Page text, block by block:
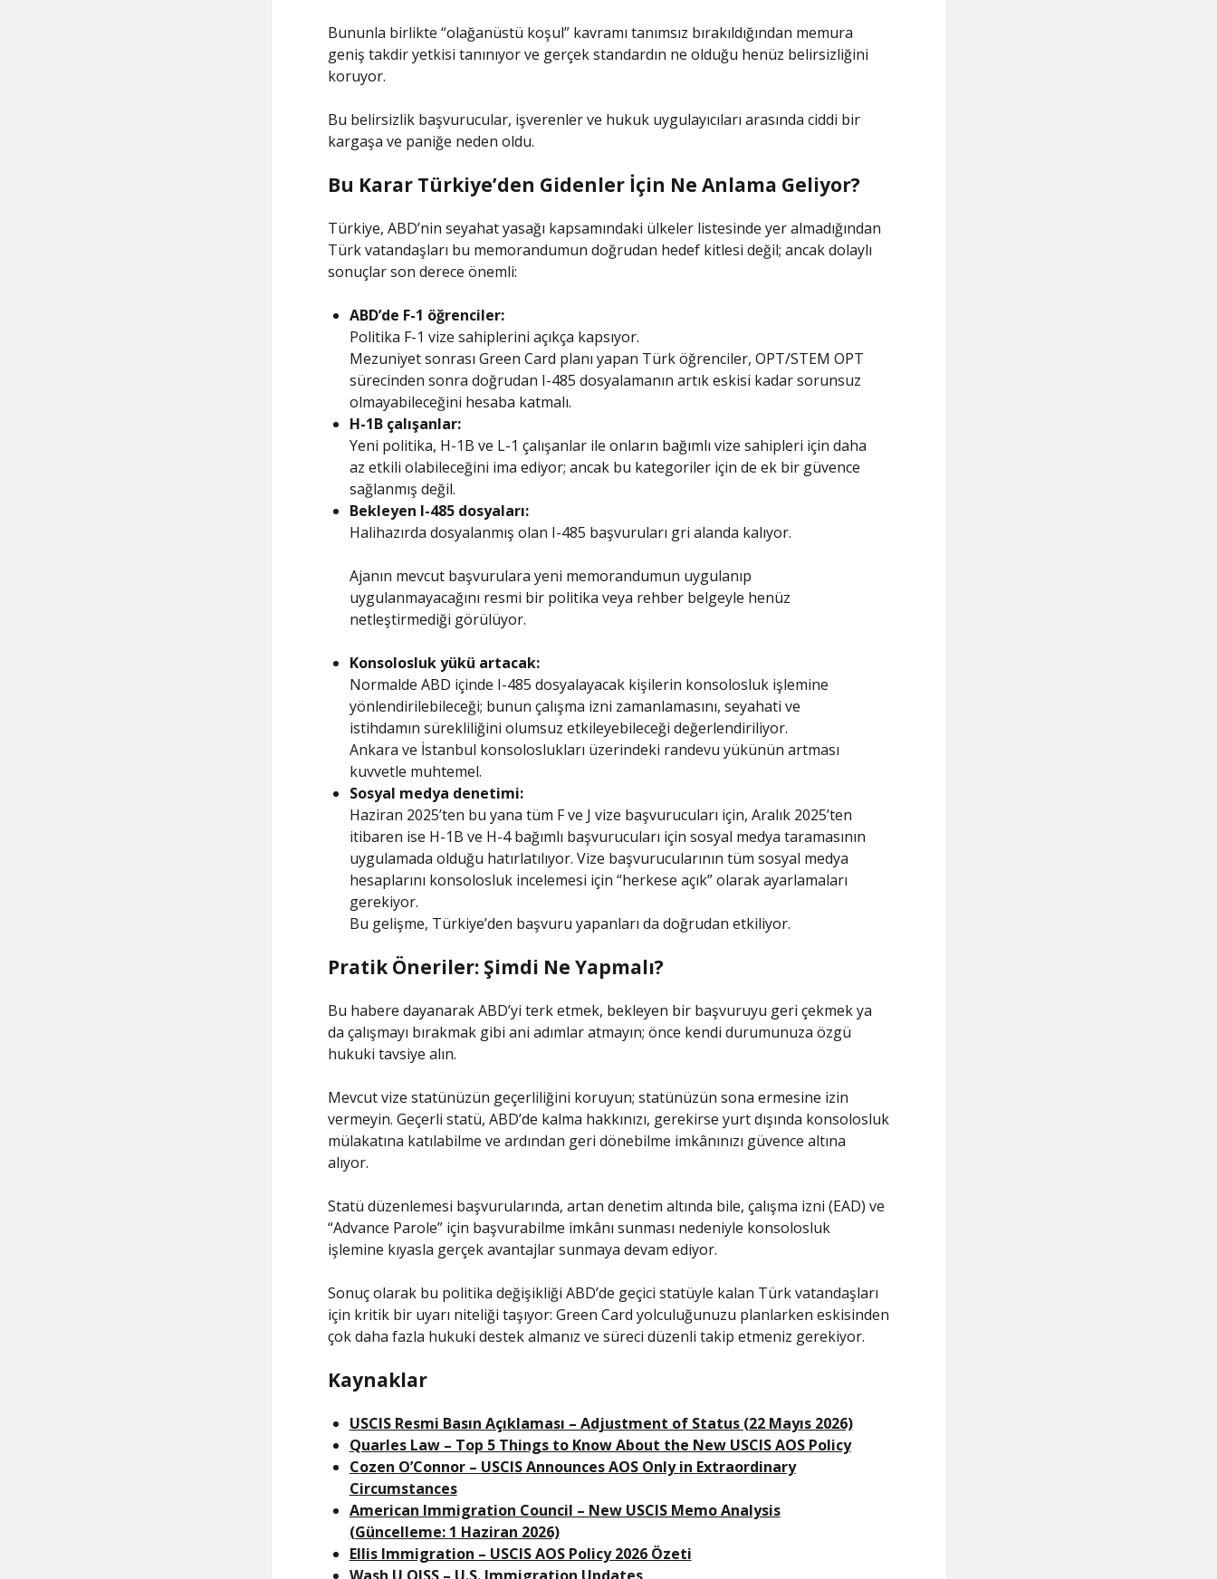
Bununla birlikte “olağanüstü koşul” kavramı tanımsız bırakıldığından memura
geniş takdir yetkisi tanınıyor ve gerçek standardın ne olduğu henüz belirsizliğini
koruyor.
Bu belirsizlik başvurucular, işverenler ve hukuk uygulayıcıları arasında ciddi bir
kargaşa ve paniğe neden oldu.
Bu Karar Türkiye’den Gidenler İçin Ne Anlama Geliyor?
Türkiye, ABD’nin seyahat yasağı kapsamındaki ülkeler listesinde yer almadığından
Türk vatandaşları bu memorandumun doğrudan hedef kitlesi değil; ancak dolaylı
sonuçlar son derece önemli:
ABD’de F-1 öğrenciler:
Politika F-1 vize sahiplerini açıkça kapsıyor.
Mezuniyet sonrası Green Card planı yapan Türk öğrenciler, OPT/STEM OPT
sürecinden sonra doğrudan I-485 dosyalamanın artık eskisi kadar sorunsuz
olmayabileceğini hesaba katmalı.
H-1B çalışanlar:
Yeni politika, H-1B ve L-1 çalışanlar ile onların bağımlı vize sahipleri için daha
az etkili olabileceğini ima ediyor; ancak bu kategoriler için de ek bir güvence
sağlanmış değil.
Bekleyen I-485 dosyaları:
Halihazırda dosyalanmış olan I-485 başvuruları gri alanda kalıyor.
Ajanın mevcut başvurulara yeni memorandumun uygulanıp
uygulanmayacağını resmi bir politika veya rehber belgeyle henüz
netleştirmediği görülüyor.
Konsolosluk yükü artacak:
Normalde ABD içinde I-485 dosyalayacak kişilerin konsolosluk işlemine
yönlendirilebileceği; bunun çalışma izni zamanlamasını, seyahati ve
istihdamın sürekliliğini olumsuz etkileyebileceği değerlendiriliyor.
Ankara ve İstanbul konsoloslukları üzerindeki randevu yükünün artması
kuvvetle muhtemel.
Sosyal medya denetimi:
Haziran 2025’ten bu yana tüm F ve J vize başvurucuları için, Aralık 2025’ten
itibaren ise H-1B ve H-4 bağımlı başvurucuları için sosyal medya taramasının
uygulamada olduğu hatırlatılıyor. Vize başvurucularının tüm sosyal medya
hesaplarını konsolosluk incelemesi için “herkese açık” olarak ayarlamaları
gerekiyor.
Bu gelişme, Türkiye’den başvuru yapanları da doğrudan etkiliyor.
Pratik Öneriler: Şimdi Ne Yapmalı?
Bu habere dayanarak ABD’yi terk etmek, bekleyen bir başvuruyu geri çekmek ya
da çalışmayı bırakmak gibi ani adımlar atmayın; önce kendi durumunuza özgü
hukuki tavsiye alın.
Mevcut vize statünüzün geçerliliğini koruyun; statünüzün sona ermesine izin
vermeyin. Geçerli statü, ABD’de kalma hakkınızı, gerekirse yurt dışında konsolosluk
mülakatına katılabilme ve ardından geri dönebilme imkânınızı güvence altına
alıyor.
Statü düzenlemesi başvurularında, artan denetim altında bile, çalışma izni (EAD) ve
“Advance Parole” için başvurabilme imkânı sunması nedeniyle konsolosluk
işlemine kıyasla gerçek avantajlar sunmaya devam ediyor.
Sonuç olarak bu politika değişikliği ABD’de geçici statüyle kalan Türk vatandaşları
için kritik bir uyarı niteliği taşıyor: Green Card yolculuğunuzu planlarken eskisinden
çok daha fazla hukuki destek almanız ve süreci düzenli takip etmeniz gerekiyor.
Kaynaklar
USCIS Resmi Basın Açıklaması – Adjustment of Status (22 Mayıs 2026)
Quarles Law – Top 5 Things to Know About the New USCIS AOS Policy
Cozen O’Connor – USCIS Announces AOS Only in Extraordinary
Circumstances
American Immigration Council – New USCIS Memo Analysis
(Güncelleme: 1 Haziran 2026)
Ellis Immigration – USCIS AOS Policy 2026 Özeti
Wash U OISS – U.S. Immigration Updates